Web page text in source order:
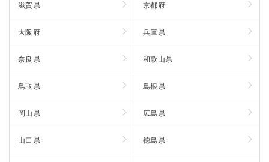
滋賀県 京都府
大阪府 兵庫県
奈良県 和歌山県
鳥取県 島根県
岡山県 広島県
山口県 徳島県